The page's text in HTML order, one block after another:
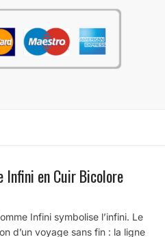
Infini en Cuir Bicolore
Infini symbolise l’infini. Le
d’un voyage sans fin : la ligne